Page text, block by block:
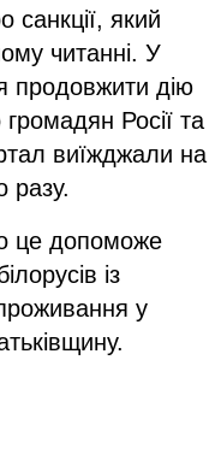
санкції, який
читанні. У
продовжити дію
Росії та
виїжджали на
разу.
це допоможе
із
у